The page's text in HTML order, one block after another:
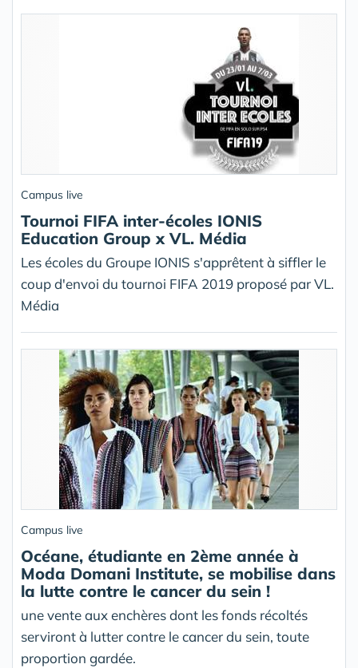
Campus live
Tournoi FIFA inter-écoles IONIS
Education Group x VL. Média
Les écoles du Groupe IONIS s'apprêtent à siffler le
coup d'envoi du tournoi FIFA 2019 proposé par VL.
Média
Campus live
Océane, étudiante en 2ème année à
Moda Domani Institute, se mobilise dans
la lutte contre le cancer du sein !
une vente aux enchères dont les fonds récoltés
serviront à lutter contre le cancer du sein, toute
proportion gardée.